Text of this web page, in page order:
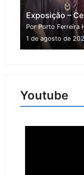
Exposição –
Por Porto Ferreira
1 de agosto de
Youtube